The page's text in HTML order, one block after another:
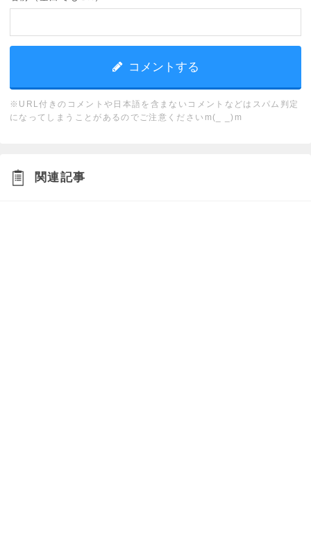
※URL付きのコメントや日本語を含まないコメントなどはスパム判定
になってしまうことがあるのでご注意くださいm(_ _)m
関連記事